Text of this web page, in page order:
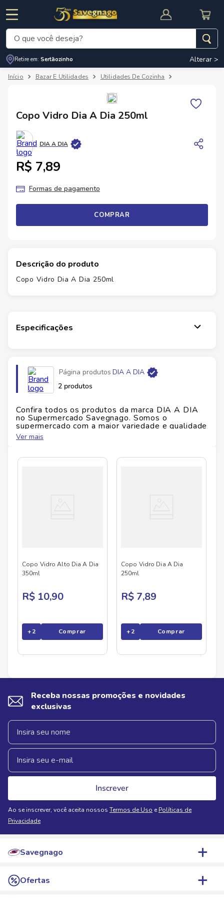
CUPOM DE DESCONTO
O que você deseja?
Retire em: Sertãozinho Alterar >
Bazar E Utilidades Utilidades De Cozinha
Copo Vidro Dia A Dia 250ml
DIA A DIA
R$ 7,89
Formas de pagamento
COMPRAR
Descrição do produto
Copo Vidro Dia A Dia 250ml
Especificações
EAN
Id do produto 157588
Altura
Largura 6cm
Página produtos DIA A DIA
2 produtos
Confira todos os produtos da marca DIA A DIA
no Supermercado Savegnago. Somos o
supermercado com a maior variedade e qualidade
do Brasil!
de produtos DIA A DIA , confira abaixo:
Ver mais
Copo Vidro Alto Dia A Dia
350ml
R$ 10,90
+2 Comprar
Copo Vidro Dia A Dia
250ml
R$ 7,89
+2 Comprar
Receba nossas promoções e novidades
exclusivas
Inscrever
Ao se inscrever, você aceita nossos Termos de Uso e Políticas de
Privacidade
Savegnago
Quem Somos
Ofertas
Termos mais buscados
3º
cerveja
4º
carne
5º arroz